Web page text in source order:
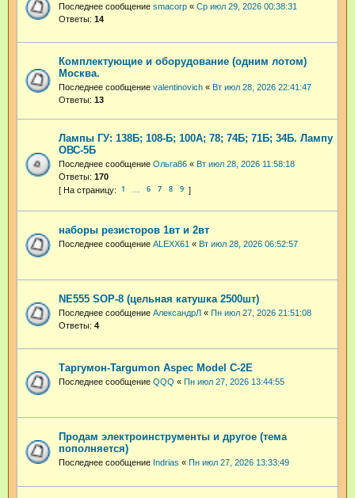
Последнее сообщение smacorp « Ср июл 29, 2026 00:38:31
Ответы: 14
Комплектующие и оборудование (одним лотом)
Москва.
Последнее сообщение valentinovich « Вт июл 28, 2026 22:41:47
Ответы: 13
Лампы ГУ: 138Б; 108-Б; 100А; 78; 74Б; 71Б; 34Б. Лампу
ОВС-5Б
Последнее сообщение Ольга86 « Вт июл 28, 2026 11:58:18
Ответы: 170
1 6 7 8 9
наборы резисторов 1вт и 2вт
Последнее сообщение ALEXX61 « Вт июл 28, 2026 06:52:57
NE555 SOP-8 (цельная катушка 2500шт)
Последнее сообщение АлександрЛ « Пн июл 27, 2026 21:51:08
Ответы: 4
Таргумон-Targumon Aspec Model C-2E
Последнее сообщение QQQ « Пн июл 27, 2026 13:44:55
Продам электроинструменты и другое (тема
пополняется)
Последнее сообщение Indrias « Пн июл 27, 2026 13:33:49